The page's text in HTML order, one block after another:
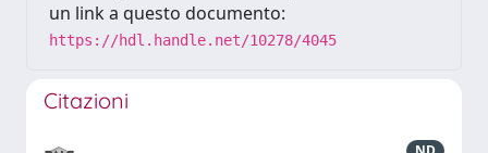
un link a questo documento:
https://hdl.handle.net/10278/4045
Citazioni